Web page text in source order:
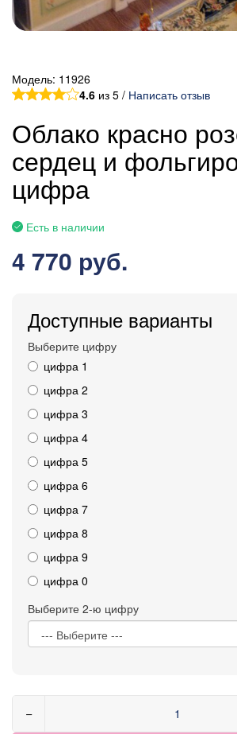
Модель: 11926
4.6 из 5 / Написать отзыв
Облако красно
сердец и
цифра
Есть в наличии
4 770 руб.
Доступные варианты
Выберите цифру
цифра 1
цифра 2
цифра 3
цифра 4
цифра 5
цифра 6
цифра 7
цифра 8
цифра 9
цифра 0
Выберите 2-ю цифру
−